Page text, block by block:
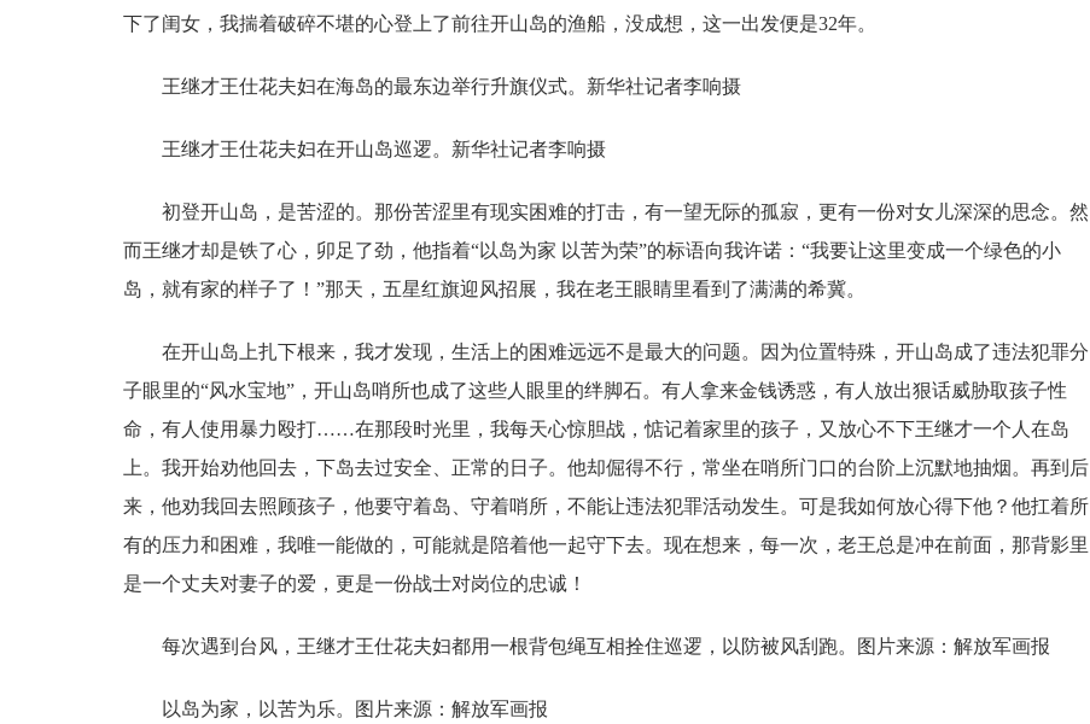
下了闺女，我揣着破碎不堪的心登上了前往开山岛的渔船，没成想，这一出发便是32年。
王继才王仕花夫妇在海岛的最东边举行升旗仪式。新华社记者李响摄
王继才王仕花夫妇在开山岛巡逻。新华社记者李响摄
初登开山岛，是苦涩的。那份苦涩里有现实困难的打击，有一望无际的孤寂，更有一份对女儿深深的思念。然
而王继才却是铁了心，卯足了劲，他指着“以岛为家 以苦为荣”的标语向我许诺：“我要让这里变成一个绿色的小
岛，就有家的样子了！”那天，五星红旗迎风招展，我在老王眼睛里看到了满满的希冀。
在开山岛上扎下根来，我才发现，生活上的困难远远不是最大的问题。因为位置特殊，开山岛成了违法犯罪分
子眼里的“风水宝地”，开山岛哨所也成了这些人眼里的绊脚石。有人拿来金钱诱惑，有人放出狠话威胁取孩子性
命，有人使用暴力殴打……在那段时光里，我每天心惊胆战，惦记着家里的孩子，又放心不下王继才一个人在岛
上。我开始劝他回去，下岛去过安全、正常的日子。他却倔得不行，常坐在哨所门口的台阶上沉默地抽烟。再到后
来，他劝我回去照顾孩子，他要守着岛、守着哨所，不能让违法犯罪活动发生。可是我如何放心得下他？他扛着所
有的压力和困难，我唯一能做的，可能就是陪着他一起守下去。现在想来，每一次，老王总是冲在前面，那背影里
是一个丈夫对妻子的爱，更是一份战士对岗位的忠诚！
每次遇到台风，王继才王仕花夫妇都用一根背包绳互相拴住巡逻，以防被风刮跑。图片来源：解放军画报
以岛为家，以苦为乐。图片来源：解放军画报